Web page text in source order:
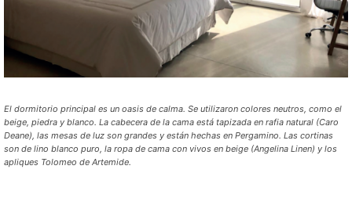
El dormitorio principal es un oasis de calma. Se utilizaron colores neutros, como el
beige, piedra y blanco. La cabecera de la cama está tapizada en rafia natural (Caro
Deane), las mesas de luz son grandes y están hechas en Pergamino. Las cortinas
son de lino blanco puro, la ropa de cama con vivos en beige (Angelina Linen) y los
apliques Tolomeo de Artemide.